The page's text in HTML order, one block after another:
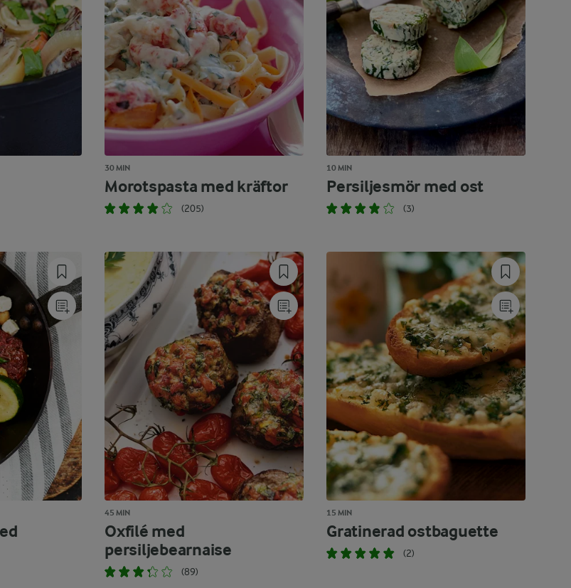
30 MIN
Morotspasta med kräftor
(205)
10 MIN
Persiljesmör med ost
(3)
45 MIN
Oxfilé med
persiljebearnaise
(89)
15 MIN
Gratinerad ostbaguette
(2)